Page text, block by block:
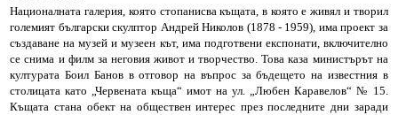
ВИДЕО
DONATION
ISSN : 3033-1684
Националната галерия, която стопанисва къщата, в която е живял и творил
големият български скулптор Андрей Николов (1878 - 1959), има проект за
създаване на музей и музеен кът, има подготвени експонати, включително
се снима и филм за неговия живот и творчество. Това каза министърът на
културата Боил Банов в отговор на въпрос за бъдещето на известния в
столицата като „Червената къща“ имот на ул. „Любен Каравелов“ № 15.
Къщата стана обект на обществен интерес през последните дни заради